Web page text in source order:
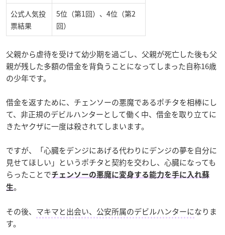
公式人気投
票結果
5位（第1回）、4位（第2
回）
父親から虐待を受けて幼少期を過ごし、父親が死亡した後も父
親が残した多額の借金を背負うことになってしまった自称16歳
の少年です。
借金を返すために、チェンソーの悪魔であるポチタを相棒にし
て、非正規のデビルハンターとして働く中、 借金を取り立てに
きたヤクザに一度は殺されてしまいます。
ですが、「心臓をデンジにあげる代わりにデンジの夢を自分に
見せてほしい」というポチタと契約を交わし、心臓になっても
らったことでチェンソーの悪魔に変身する能力を手に入れ蘇
生。
その後、 マキマと出会い、公安所属のデビルハンターになりま
す。